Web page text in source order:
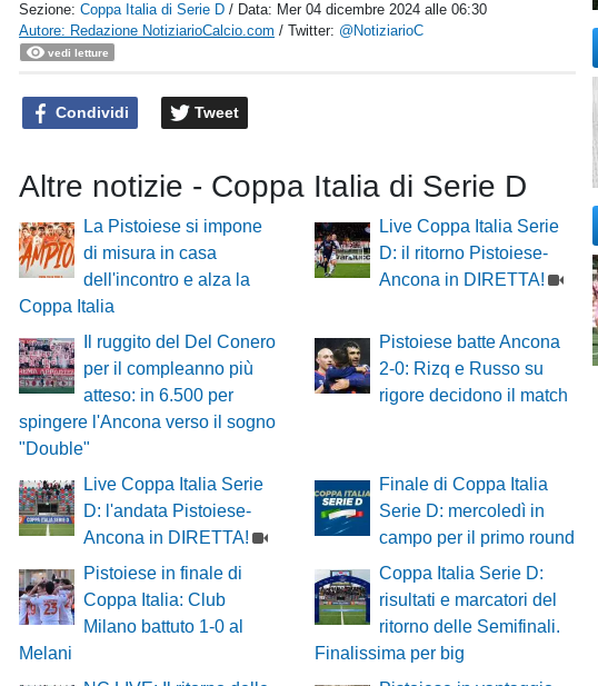
Sezione:Coppa Italia di Serie D / Data: Mer 04 dicembre 2024 alle 06:30
Autore: Redazione NotiziarioCalcio.com / Twitter: @NotiziarioC
vedi letture
Condividi Tweet
Altre notizie - Coppa Italia di Serie D
La Pistoiese si impone
di misura in casa
dell'incontro e alza la
Coppa Italia
Live Coppa Italia Serie
D: il ritorno Pistoiese-
Ancona in DIRETTA!
Il ruggito del Del Conero
per il compleanno più
atteso: in 6.500 per
spingere l'Ancona verso il sogno
"Double"
Pistoiese batte Ancona
2-0: Rizq e Russo su
rigore decidono il match
Live Coppa Italia Serie
D: l'andata Pistoiese-
Ancona in DIRETTA!
Finale di Coppa Italia
Serie D: mercoledì in
campo per il primo round
Pistoiese in finale di
Coppa Italia: Club
Milano battuto 1-0 al
Melani
Coppa Italia Serie D:
risultati e marcatori del
ritorno delle Semifinali.
Finalissima per big